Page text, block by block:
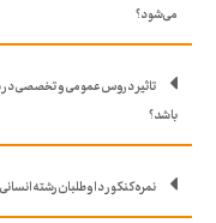
می‌شود؟
تاثیر دروس عمومی و تخصصی در
باشد؟
نمره کنکور داوطلبان رشته